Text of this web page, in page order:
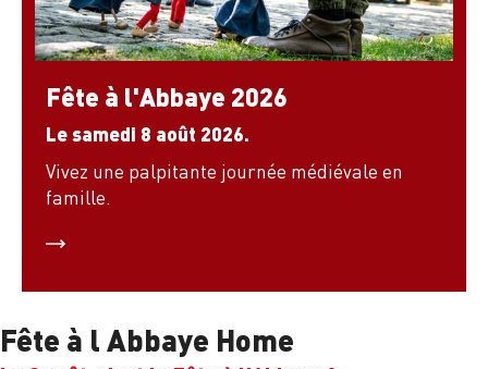
Fête à l'Abbaye 2026
Le samedi 8 août 2026.
Vivez une palpitante journée médiévale en
famille.
Fête à l Abbaye Home